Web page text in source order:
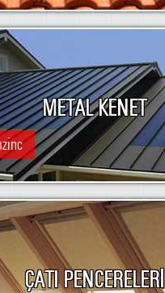
METAL KENET
ÇATI PENCERELERİ